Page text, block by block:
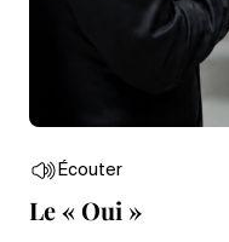
Écouter
Le « Oui »